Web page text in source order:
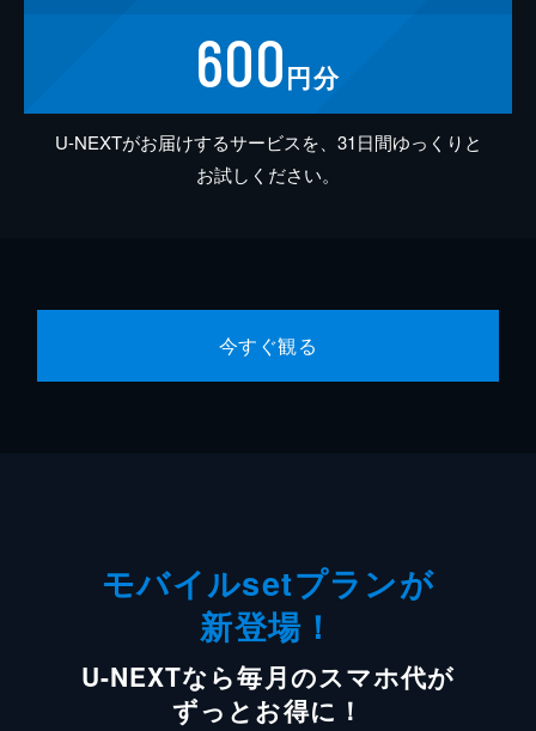
600円分
U-NEXTがお届けするサービスを、31日間ゆっくりと
お試しください。
今すぐ観る
モバイルsetプランが
新登場！
U-NEXTなら毎月のスマホ代が
ずっとお得に！